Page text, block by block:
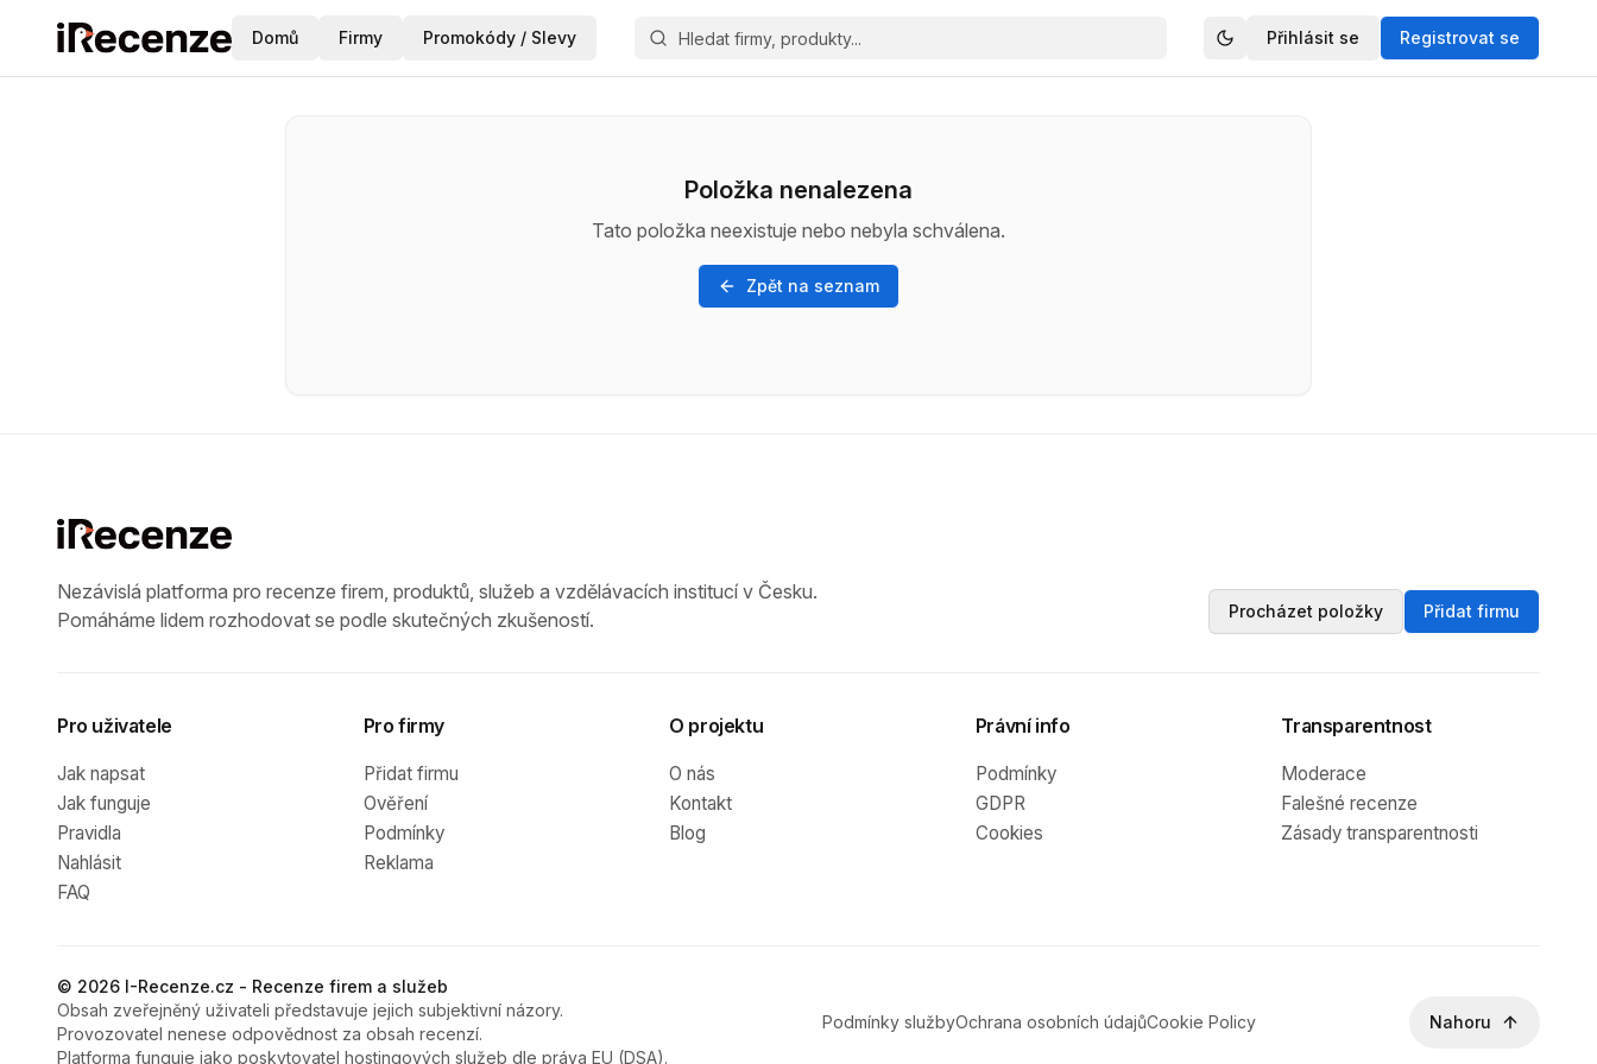
Domů Firmy Promokódy / Slevy Přihlásit se Registrovat se
Položka nenalezena
Tato položka neexistuje nebo nebyla schválena.
Zpět na seznam
Nezávislá platforma pro recenze firem, produktů, služeb a vzdělávacích institucí v Česku.
Pomáháme lidem rozhodovat se podle skutečných zkušeností.
Procházet položky Přidat firmu
Pro uživatele
Jak napsat
Jak funguje
Pravidla
Nahlásit
FAQ
Pro firmy
Přidat firmu
Ověření
Podmínky
Reklama
O projektu
O nás
Kontakt
Blog
Právní info
Podmínky
GDPR
Cookies
Transparentnost
Moderace
Falešné recenze
Zásady transparentnosti
© 2026 I-Recenze.cz - Recenze firem a služeb
Obsah zveřejněný uživateli představuje jejich subjektivní názory.
Provozovatel nenese odpovědnost za obsah recenzí.
Platforma funguje jako poskytovatel hostingových služeb dle práva EU (DSA).
Podmínky službyOchrana osobních údajůCookie Policy Nahoru